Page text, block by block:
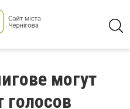
могут
голосов